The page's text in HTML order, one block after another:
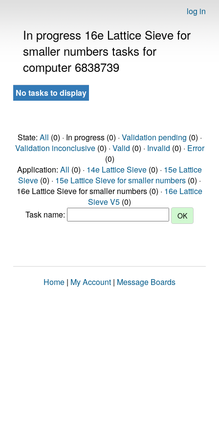
log in
In progress 16e Lattice Sieve for
smaller numbers tasks for
computer 6838739
No tasks to display
State: All (0) · In progress (0) · Validation pending (0) ·
Validation inconclusive(0) · Valid (0) · Invalid (0) · Error
(0)
Application: All (0) · 14e Lattice Sieve (0) · 15e Lattice
Sieve (0) · 15e Lattice Sieve for smaller numbers (0) ·
16e Lattice Sieve for smaller numbers (0) · 16e Lattice
Sieve V5 (0)
Task name:
Home | My Account | Message Boards